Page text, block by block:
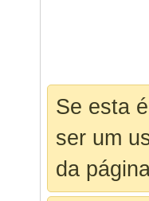
Se esta
ser um
da